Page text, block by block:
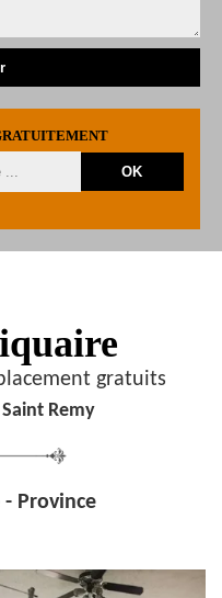
gratuits
Remy
- Province